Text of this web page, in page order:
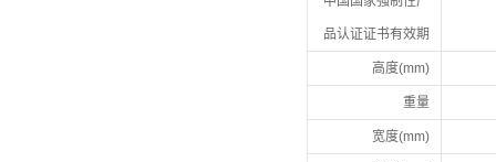
品认证证书有效期
高度(mm)
重量
宽度(mm)